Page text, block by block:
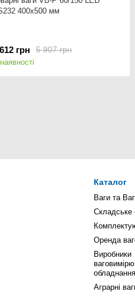
400х500 мм
5 907 грн
грн
Каталог
Ваги та
Складське
Оренда
Виробники
обладнання
Аграрні